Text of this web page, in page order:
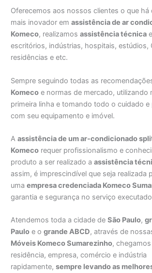
Oferecemos aos nossos clientes o que há
mais inovador emassistência de ar
Komeco, realizamosassistência técnica
escritórios, indústrias, hospitais, estúdios,
residências e etc.
Sempre seguindo todas as
Komeco e normas de mercado, utilizando
primeira linha e tomando todo o cuidado e
com seu equipamento e imóvel.
Aassistência de um ar-condicionado
Komeco requer profissionalismo e
produto a ser realizado aassistência
assim, é imprescindível que seja realizada
umaempresa credenciada Komeco
garantia e segurança no serviço
Atendemos toda a cidade deSão Paulo,
Paulo e ogrande ABCD, através de
Móveis Komeco Sumarezinho,
residência, empresa, comércio e indústria
rapidamente,sempre levando as